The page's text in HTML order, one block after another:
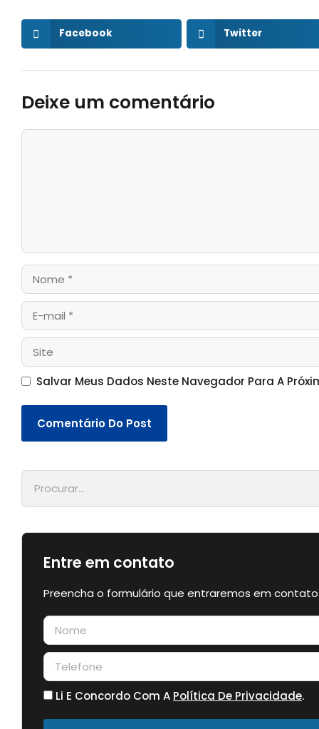
Facebook Twitter
Deixe um comentário
Salvar Meus Dados Neste Navegador Para A
Entre em contato
Preencha o formulário que entraremos em
Li E Concordo Com A Política De Privacidade.